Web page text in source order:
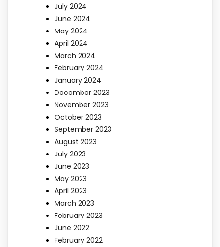
July 2024
June 2024
May 2024
April 2024
March 2024
February 2024
January 2024
December 2023
November 2023
October 2023
September 2023
August 2023
July 2023
June 2023
May 2023
April 2023
March 2023
February 2023
June 2022
February 2022